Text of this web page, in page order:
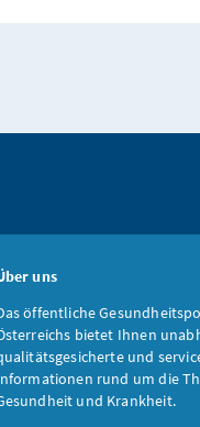
uns
öffentliche
bietet Ihnen
und
rund um die
und Krankheit.